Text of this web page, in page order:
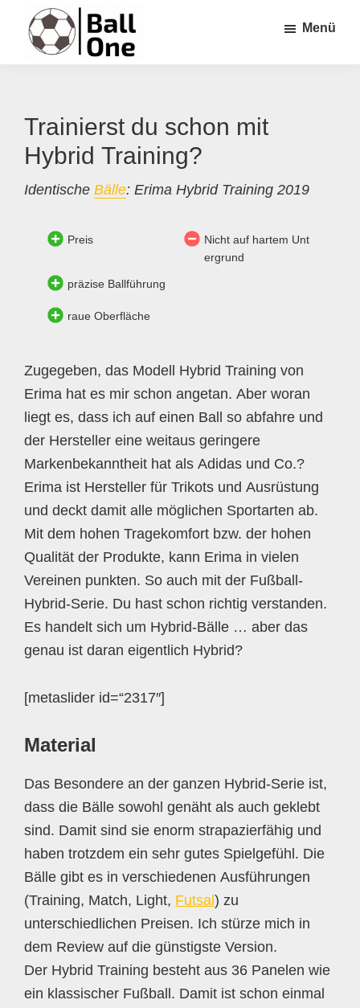
Inhalt
springen
Seitenspalte
springen
Fußzeile
springen
Menü
Trainierst du schon mit
Hybrid Training?
Identische Bälle: Erima Hybrid Training 2019
Preis
Nicht auf hartem Unt
ergrund
präzise Ballführung
raue Oberfläche
Zugegeben, das Modell Hybrid Training von
Erima hat es mir schon angetan. Aber woran
liegt es, dass ich auf einen Ball so abfahre und
der Hersteller eine weitaus geringere
Markenbekanntheit hat als Adidas und Co.?
Erima ist Hersteller für Trikots und Ausrüstung
und deckt damit alle möglichen Sportarten ab.
Mit dem hohen Tragekomfort bzw. der hohen
Qualität der Produkte, kann Erima in vielen
Vereinen punkten. So auch mit der Fußball-
Hybrid-Serie. Du hast schon richtig verstanden.
Es handelt sich um Hybrid-Bälle … aber das
genau ist daran eigentlich Hybrid?
[metaslider id=“2317″]
Material
Das Besondere an der ganzen Hybrid-Serie ist,
dass die Bälle sowohl genäht als auch geklebt
sind. Damit sind sie enorm strapazierfähig und
haben trotzdem ein sehr gutes Spielgefühl. Die
Bälle gibt es in verschiedenen Ausführungen
(Training, Match, Light, Futsal ) zu
unterschiedlichen Preisen. Ich stürze mich in
dem Review auf die günstigste Version.
Der Hybrid Training besteht aus 36 Panelen wie
ein klassischer Fußball. Damit ist schon einmal